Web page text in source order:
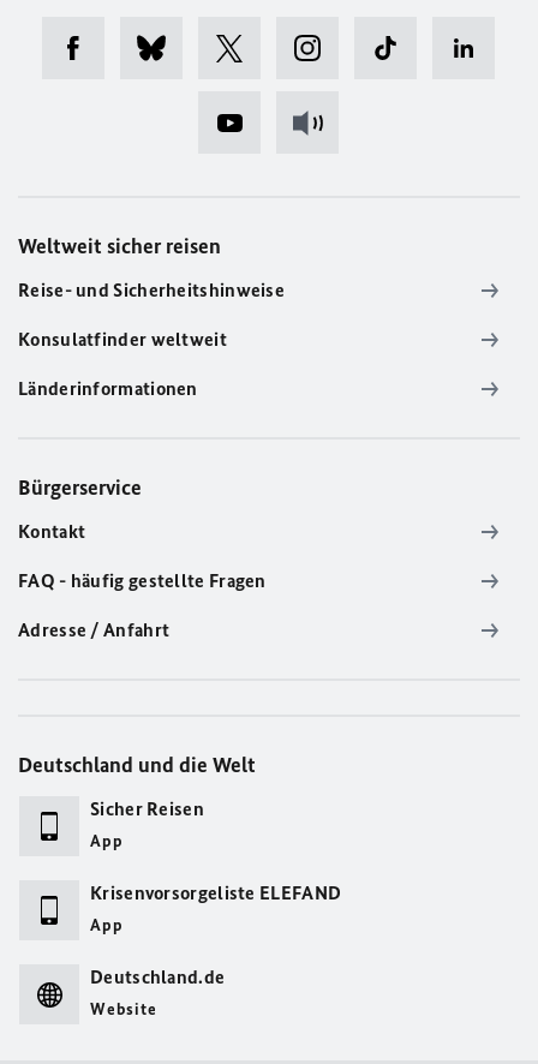
Weltweit sicher reisen
Reise- und Sicherheitshinweise
Konsulatfinder weltweit
Länderinformationen
Bürgerservice
Kontakt
FAQ - häufig gestellte Fragen
Adresse / Anfahrt
Deutschland und die Welt
Sicher Reisen
App
Krisenvorsorgeliste ELEFAND
App
Deutschland.de
Website